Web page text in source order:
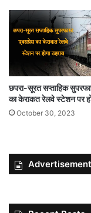
छपरा-सूरत सप्ताहिक
का केराकत रेलवे स्टेशन पर
October 30, 2023
Advertisement